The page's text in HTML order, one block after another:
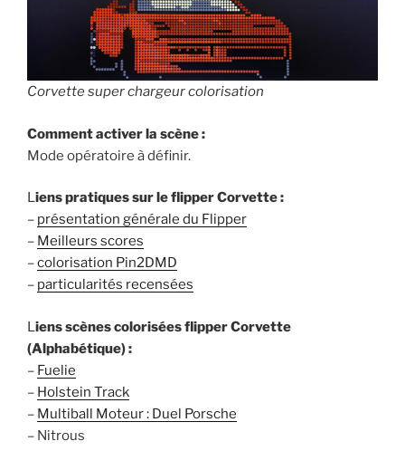
Corvette super chargeur colorisation
Comment activer la scène :
Mode opératoire à définir.
Liens pratiques sur le flipper Corvette :
– présentation générale du Flipper
– Meilleurs scores
–colorisation Pin2DMD
– particularités recensées
Liens scènes colorisées flipper Corvette
(Alphabétique) :
– Fuelie
– Holstein Track
– Multiball Moteur : Duel Porsche
– Nitrous